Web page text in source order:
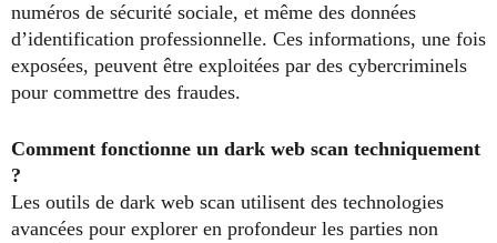
numéros de sécurité sociale, et même des données
d’identification professionnelle. Ces informations, une fois
exposées, peuvent être exploitées par des cybercriminels
pour commettre des fraudes.
Comment fonctionne un dark web scan techniquement
?
Les outils de dark web scan utilisent des technologies
avancées pour explorer en profondeur les parties non